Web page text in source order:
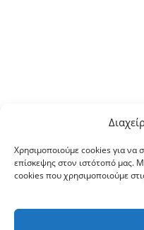
Χρησιμοποιούμε cookies για να
επίσκεψης στον ιστότοπό μας.
cookies που χρησιμοποιούμε